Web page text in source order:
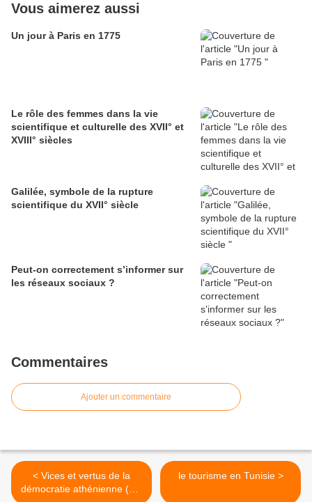
Vous aimerez aussi
Un jour à Paris en 1775
Le rôle des femmes dans la vie
scientifique et culturelle des XVII° et
XVIII° siècles
Galilée, symbole de la rupture
scientifique du XVII° siècle
Peut-on correctement s’informer sur
les réseaux sociaux ?
Commentaires
Ajouter un commentaire
< Vices et vertus de la
démocratie athénienne (DS
le tourisme en Tunisie >